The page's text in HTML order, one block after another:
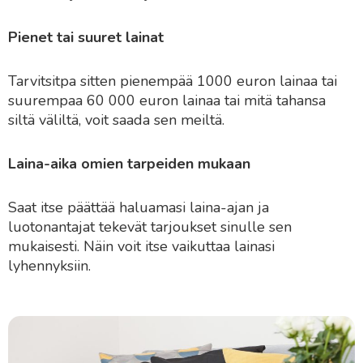
Pienet tai suuret lainat
Tarvitsitpa sitten pienempää 1000 euron lainaa tai
suurempaa 60 000 euron lainaa tai mitä tahansa
siltä väliltä, voit saada sen meiltä.
Laina-aika omien tarpeiden mukaan
Saat itse päättää haluamasi laina-ajan ja
luotonantajat tekevät tarjoukset sinulle sen
mukaisesti. Näin voit itse vaikuttaa lainasi
lyhennyksiin.